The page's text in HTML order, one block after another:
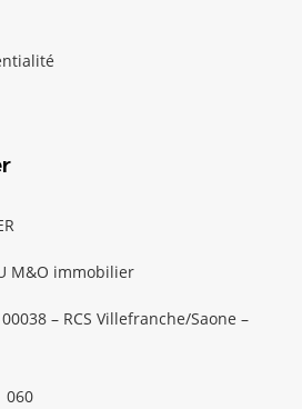
M&O immobilier
– RCS Villefranche/Saone –
060